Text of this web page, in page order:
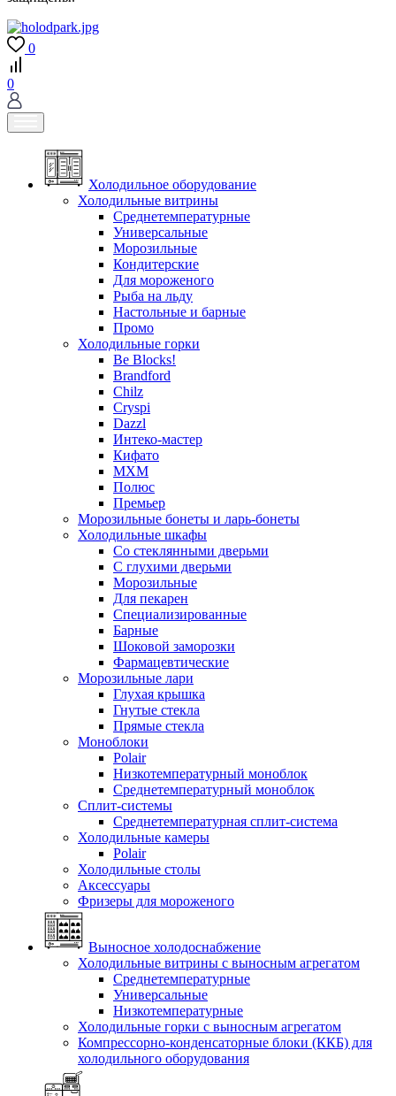
0
0
Холодильное оборудование
Холодильные витрины
Среднетемпературные
Универсальные
Морозильные
Кондитерские
Для мороженого
Рыба на льду
Настольные и барные
Промо
Холодильные горки
Be Blocks!
Brandford
Chilz
Cryspi
Dazzl
Интеко-мастер
Кифато
МХМ
Полюс
Премьер
Морозильные бонеты и ларь-бонеты
Холодильные шкафы
Со стеклянными дверьми
С глухими дверьми
Морозильные
Для пекарен
Специализированные
Барные
Шоковой заморозки
Фармацевтические
Морозильные лари
Глухая крышка
Гнутые стекла
Прямые стекла
Моноблоки
Polair
Низкотемпературный моноблок
Среднетемпературный моноблок
Сплит-системы
Среднетемпературная сплит-система
Холодильные камеры
Polair
Холодильные столы
Аксессуары
Фризеры для мороженого
Выносное холодоснабжение
Холодильные витрины с выносным агрегатом
Среднетемпературные
Универсальные
Низкотемпературные
Холодильные горки с выносным агрегатом
Компрессорно-конденсаторные блоки (ККБ) для
холодильного оборудования